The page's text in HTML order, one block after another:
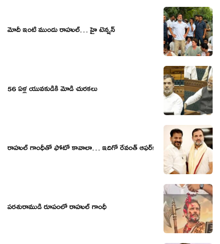
మోదీ ఇంటి ముందు రాహుల్… హై టెన్షన్
56 ఏళ్ల యువ‌కుడికి మోడీ చురకలు
రాహుల్ గాంధీతో ఫోటో కావాలా… ఇదిగో రేవంత్ ఆఫర్!
పరశురాముడి రూపంలో రాహుల్ గాంధీ